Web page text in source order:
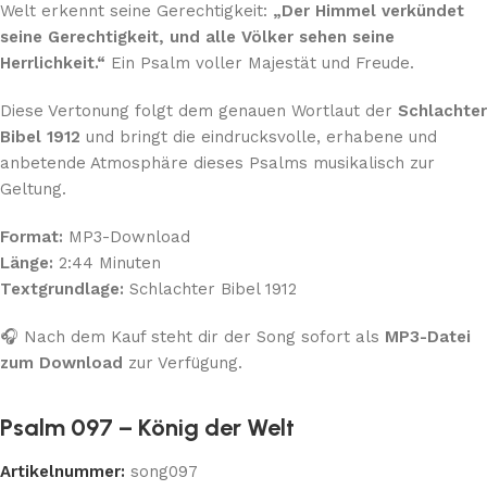
Welt erkennt seine Gerechtigkeit: „Der Himmel verkündet
seine Gerechtigkeit, und alle Völker sehen seine
Herrlichkeit.“ Ein Psalm voller Majestät und Freude.
Diese Vertonung folgt dem genauen Wortlaut der Schlachter
Bibel 1912 und bringt die eindrucksvolle, erhabene und
anbetende Atmosphäre dieses Psalms musikalisch zur
Geltung.
Format: MP3-Download
Länge: 2:44 Minuten
Textgrundlage: Schlachter Bibel 1912
🎧 Nach dem Kauf steht dir der Song sofort als MP3-Datei
zum Download zur Verfügung.
Psalm 097 – König der Welt
Artikelnummer: song097